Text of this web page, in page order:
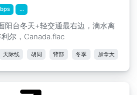
...
阳台冬天+轻交通最右边，滴水离
尔，Canada.flac
天际线 胡同 背部 冬季 加拿大